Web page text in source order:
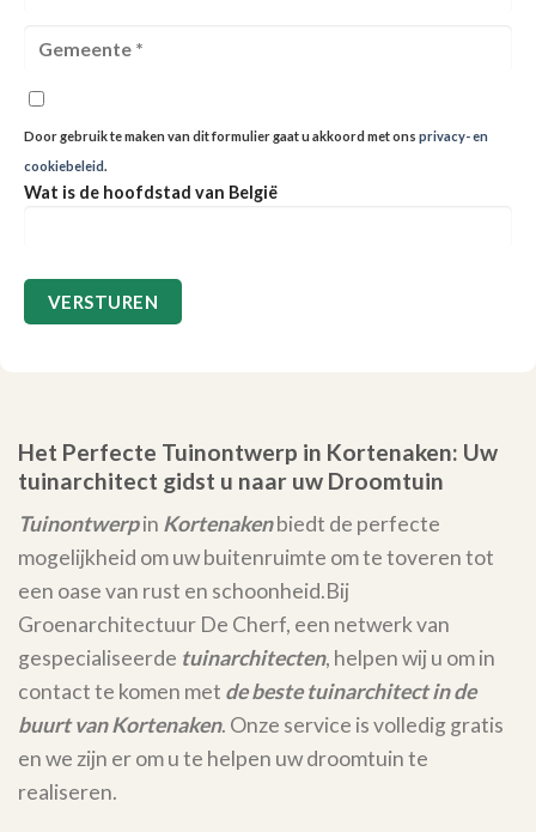
Door gebruik te maken van dit formulier gaat u akkoord met ons privacy- en
cookiebeleid.
Wat is de hoofdstad van België
Het Perfecte Tuinontwerp in Kortenaken: Uw
tuinarchitect gidst u naar uw Droomtuin
Tuinontwerpin Kortenakenbiedt de perfecte
mogelijkheid om uw buitenruimte om te toveren tot
een oase van rust en schoonheid.Bij
Groenarchitectuur De Cherf, een netwerk van
gespecialiseerde tuinarchitecten, helpen wij u om in
contact te komen met de beste tuinarchitect in de
buurt van Kortenaken. Onze service is volledig gratis
en we zijn er om u te helpen uw droomtuin te
realiseren.